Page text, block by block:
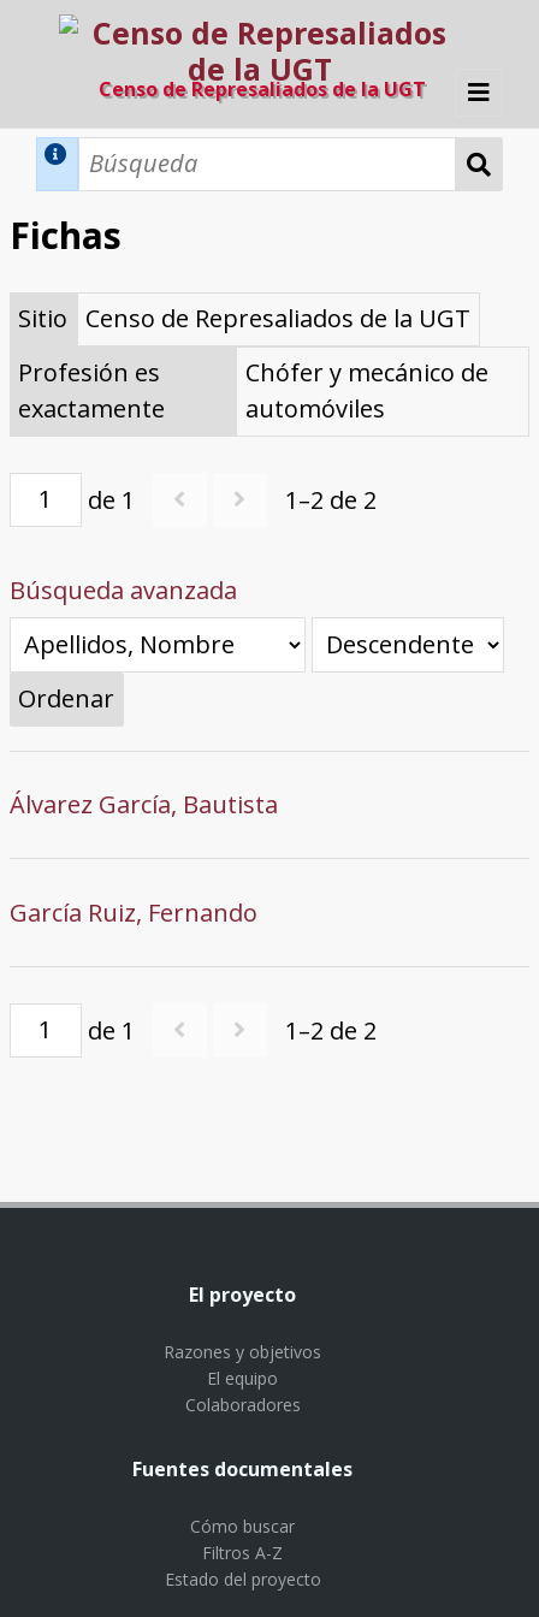
Censo de Represaliados de la UGT
Inicio
Directorio A-Z
Provincias de nacimiento
Profesión
Cárceles
Condenados a muerte
Condenados a muerte (con busca
dinámica)
Ejecutados
El proyecto
Razones y objetivos
El equipo
Colaboradores
Fuentes documentales
Fichas
Sitio
Censo de Represaliados de la UGT
Profesión es
exactamente
Chófer y mecánico de
automóviles
de 1 1–2 de 2
Búsqueda avanzada
Ordenar
Álvarez García, Bautista
García Ruiz, Fernando
de 1 1–2 de 2
El proyecto
Razones y objetivos
El equipo
Colaboradores
Fuentes documentales
Cómo buscar
Filtros A-Z
Estado del proyecto